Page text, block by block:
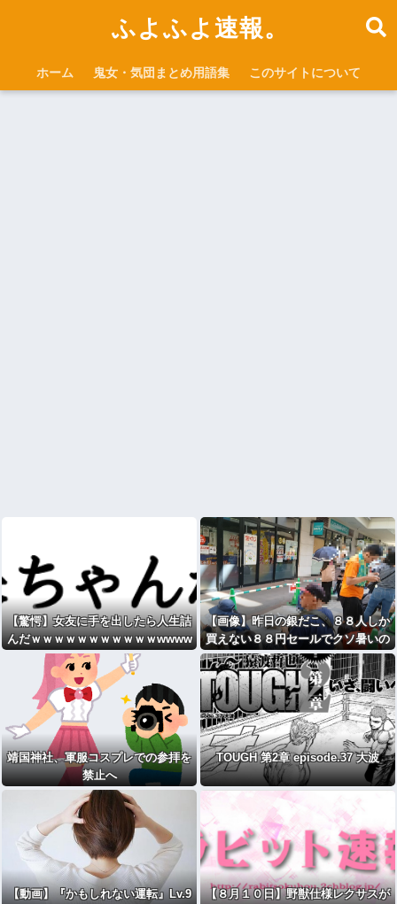
ふよふよ速報。
ホーム 鬼女・気団まとめ用語集 このサイトについて
【驚愕】女友に手を出したら人生詰
んだｗｗｗｗｗｗｗｗｗｗｗwwww
【画像】昨日の銀だこ、８８人しか
買えない８８円セールでクソ暑いの
に大行列ｗｗｗ
靖国神社、軍服コスプレでの参拝を
禁止へ
TOUGH 第2章 episode.37 大波
【動画】『かもしれない運転』Lv.9
【８月１０日】野獣仕様レクサスが